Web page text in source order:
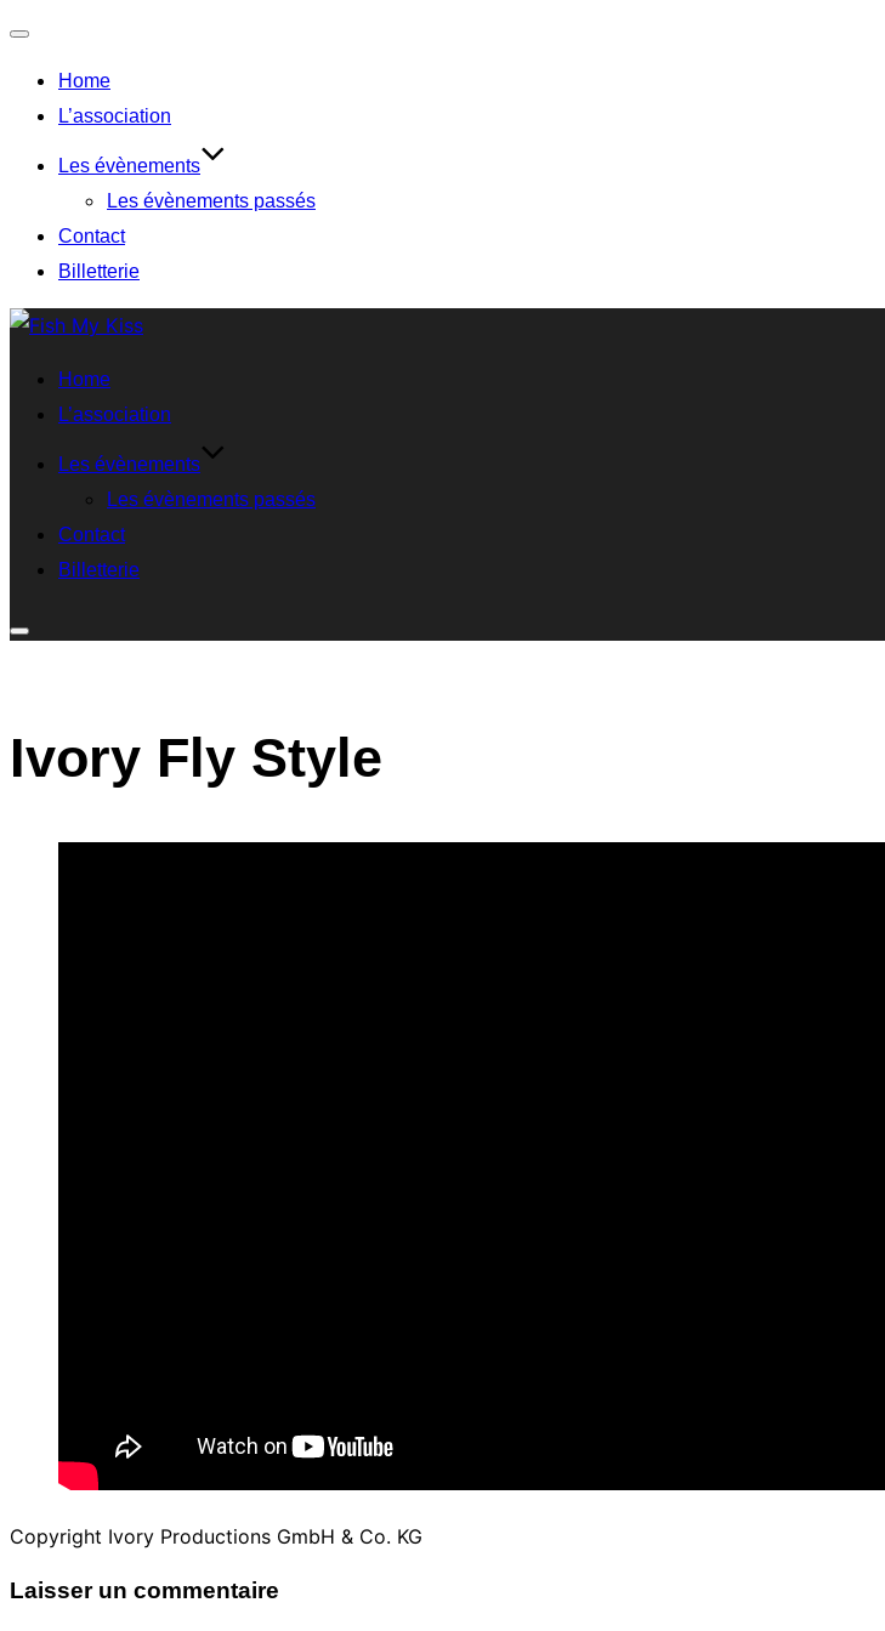
Home
L’association
Les évènements
Les évènements passés
Contact
Billetterie
Home
L’association
Les évènements
Les évènements passés
Contact
Billetterie
Ivory Fly Style
Copyright Ivory Productions GmbH & Co. KG
Laisser un commentaire